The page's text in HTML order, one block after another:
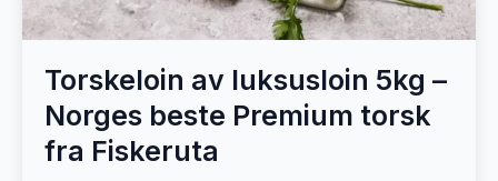
Torskeloin av luksusloin 5kg –
Norges beste Premium torsk
fra Fiskeruta